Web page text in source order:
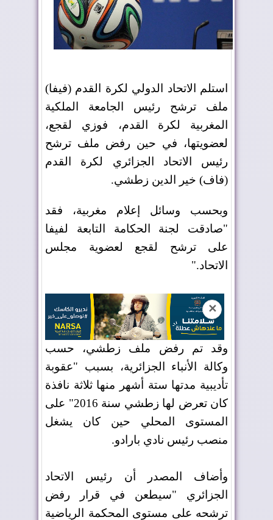
استلم الاتحاد الدولي لكرة القدم (فيفا)
ملف ترشح رئيس الجامعة الملكية
المغربية لكرة القدم، فوزي لقجع،
لعضويتها، في حين رفض ملف ترشح
رئيس الاتحاد الجزائري لكرة القدم
(فاف) خير الدين زطشي.
وبحسب وسائل إعلام مغربية، فقد
"صادقت لجنة الحكامة التابعة لفيفا
على ترشح لقجع لعضوية مجلس
الاتحاد".
✕
وقد تم رفض ملف زطشي، حسب
وكالة الأنباء الجزائرية، بسبب "عقوبة
تأديبية مدتها ستة أشهر منها ثلاثة نافذة
كان تعرض لها زطشي سنة 2016" على
المستوى المحلي حين كان يشغل
منصب رئيس نادي بارادو.
وأضاف المصدر أن رئيس الاتحاد
الجزائري "سيطعن في قرار رفض
ترشحه على مستوى المحكمة الرياضية